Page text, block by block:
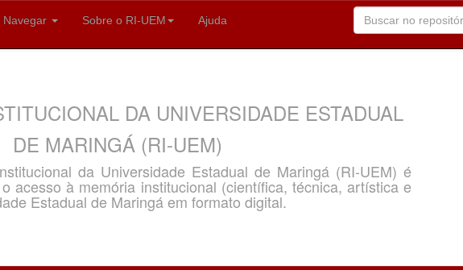
Navegar Sobre o RI-UEM Ajuda
DA UNIVERSIDADE ESTADUAL
DE MARINGÁ (RI-UEM)
da Universidade Estadual de Maringá (RI-UEM) é
acesso à memória institucional (científica, técnica, artística e
Estadual de Maringá em formato digital.